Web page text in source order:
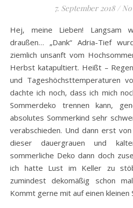
7. September 2018 /
Hej, meine Lieben! Langsam wird es herbstlich da
draußen… „Dank“ Adria-Tief
ziemlich unsanft vom
Herbst katapultiert. Heißt –
und Tageshöchsttemperaturen
dachte ich noch, dass ich mich
Sommerdeko trennen kann,
absolutes Sommerkind sehr
verabschieden. Und dann erst
dieser dauergrauen und
sommerliche Deko dann doch
ich hatte Lust im Keller zu
zumindest dekomäßig schon
Kommt gerne mit auf einen kleinen